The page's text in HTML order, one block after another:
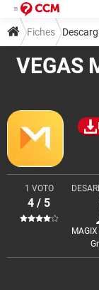
VEGAS
1 VOTO
4 / 5
Fiches